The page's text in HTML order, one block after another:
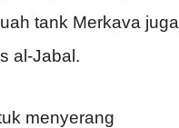
tank Merkava juga
al-Jabal.
menyerang